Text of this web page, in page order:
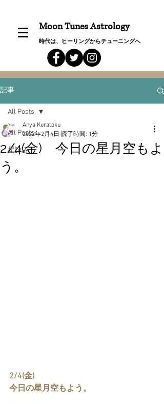
Moon Tunes Astrology
時代は、ヒーリングからチューニングへ
記事
All Posts
星詠み
All Posts
2/4(金) 今日の星月空もよ
う。
Anya Kuratoku
2022年2月4日 読了時間: 1分
2/4(金)
今日の星月空もよう。